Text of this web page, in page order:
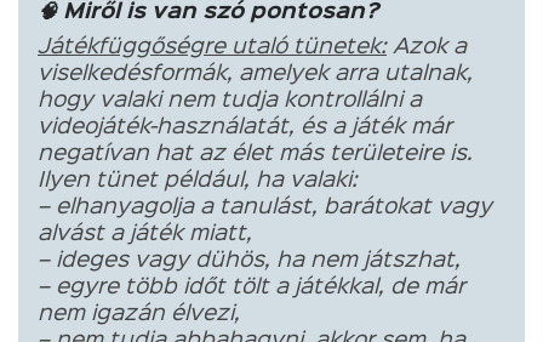
🧠 Miről is van szó pontosan?
Játékfüggőségre utaló tünetek:Azok a
viselkedésformák, amelyek arra utalnak,
hogy valaki nem tudja kontrollálni a
videojáték-használatát, és a játék már
negatívan hat az élet más területeire is.
Ilyen tünet például, ha valaki:
– elhanyagolja a tanulást, barátokat vagy
alvást a játék miatt,
– ideges vagy dühös, ha nem játszhat,
– egyre több időt tölt a játékkal, de már
nem igazán élvezi,